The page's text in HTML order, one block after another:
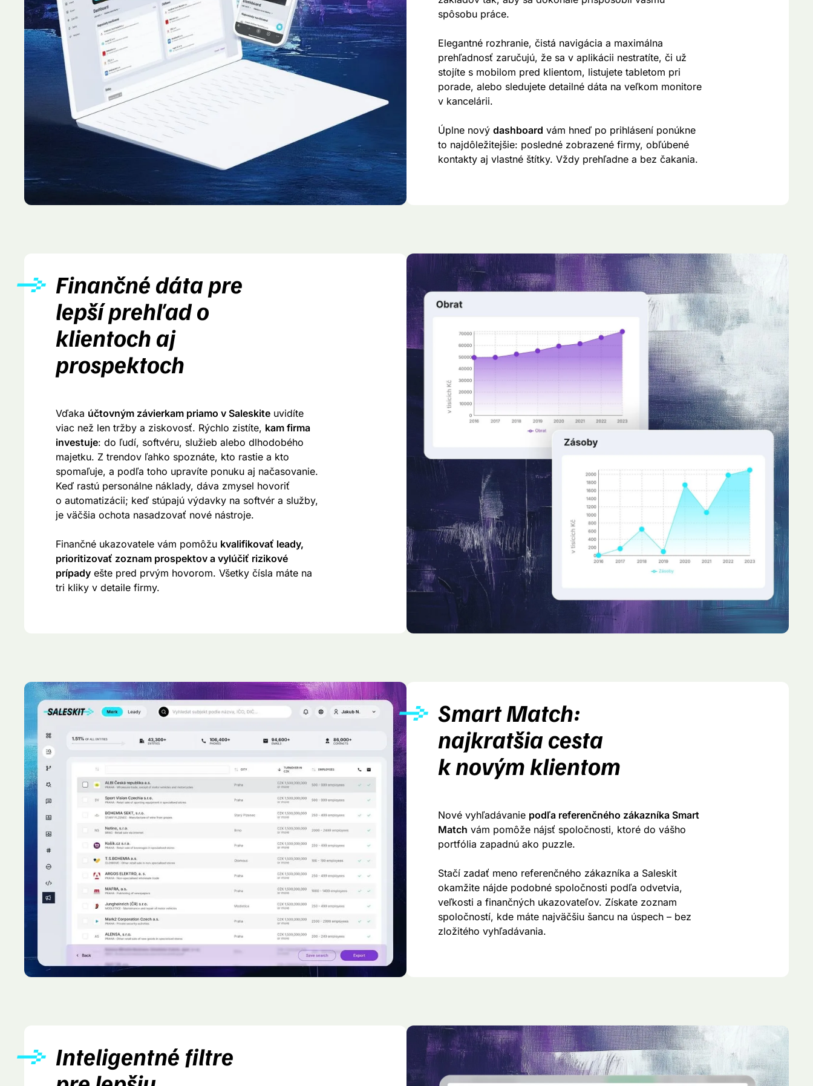
spôsobu práce.
Elegantné rozhranie, čistá navigácia a maximálna
prehľadnosť zaručujú, že sa v aplikácii nestratíte, či už
stojíte s mobilom pred klientom, listujete tabletom pri
porade, alebo sledujete detailné dáta na veľkom monitore
v kancelárii.
Úplne nový dashboard vám hneď po prihlásení ponúkne
to najdôležitejšie: posledné zobrazené firmy, obľúbené
kontakty aj vlastné štítky. Vždy prehľadne a bez čakania.
Finančné dáta pre
lepší prehľad o
klientoch aj
prospektoch
Vďaka účtovným závierkam priamo v Saleskite uvidíte
viac než len tržby a ziskovosť. Rýchlo zistíte, kam firma
investuje: do ľudí, softvéru, služieb alebo dlhodobého
majetku. Z trendov ľahko spoznáte, kto rastie a kto
spomaľuje, a podľa toho upravíte ponuku aj načasovanie.
Keď rastú personálne náklady, dáva zmysel hovoriť
o automatizácii; keď stúpajú výdavky na softvér a služby,
je väčšia ochota nasadzovať nové nástroje.
Finančné ukazovatele vám pomôžu kvalifikovať leady,
prioritizovať zoznam prospektov a vylúčiť rizikové
prípady ešte pred prvým hovorom. Všetky čísla máte na
tri kliky v detaile firmy.
Smart Match:
najkratšia cesta
k novým klientom
Nové vyhľadávanie podľa referenčného zákazníka Smart
Match vám pomôže nájsť spoločnosti, ktoré do vášho
portfólia zapadnú ako puzzle.
Stačí zadať meno referenčného zákazníka a Saleskit
okamžite nájde podobné spoločnosti podľa odvetvia,
veľkosti a finančných ukazovateľov. Získate zoznam
spoločností, kde máte najväčšiu šancu na úspech – bez
zložitého vyhľadávania.
Inteligentné filtre